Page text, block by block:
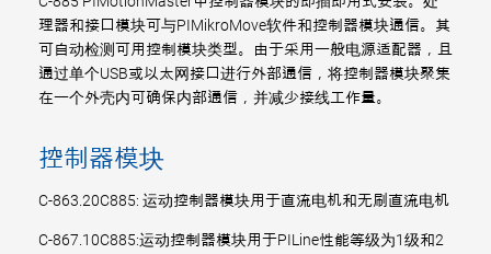
理器和接口模块可与PIMikroMove软件和控制器模块通信。其
可自动检测可用控制模块类型。由于采用一般电源适配器，且
通过单个USB或以太网接口进行外部通信，将控制器模块聚集
在一个外壳内可确保内部通信，并减少接线工作量。
控制器模块
C-863.20C885: 运动控制器模块用于直流电机和无刷直流电机
C-867.10C885:运动控制器模块用于PILine性能等级为1级和2